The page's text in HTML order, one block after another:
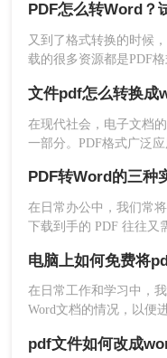
PDF文件，选择转
优点：无需下
缺点：转换效
影响。
操作步骤：
1、打开在线pdf转
http://
PDF怎么转Word？
又到了格式转换的时候
载的很多资源都是PDF
PDF文档转Word文档这
在现代社会，电子文档
一部分。PDF格式广泛
将PDF文件转换成Word
word呢？本文将介绍几
式的转换。
在日常办公中，我们常
下载到手的 PDF 往往又
乱，要么工具捆绑广告
Word 文档？本文从 转
力 四个维度，对比三种
在日常工作和学习中，
Word文档的情况，以便
费。幸运的是，电脑上